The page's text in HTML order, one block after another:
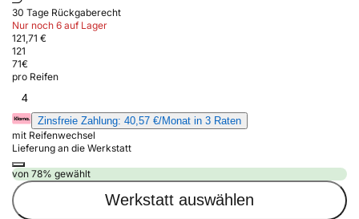
30 Tage Rückgaberecht
Nur noch 6 auf Lager
121,71 €
121
71€
pro Reifen
4
Zinsfreie Zahlung: 40,57 €/Monat in 3 Raten
mit Reifenwechsel
Lieferung an die Werkstatt
von 78% gewählt
Werkstatt auswählen